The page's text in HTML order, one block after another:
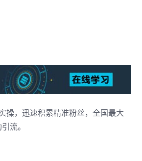
操，迅速积累精准粉丝，全国最大
流。